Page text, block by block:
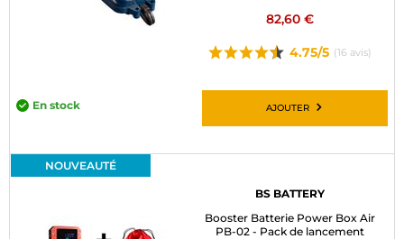
82,60 €
4.75/5 (16 avis)
En stock AJOUTER
NOUVEAUTÉ
BS BATTERY
Booster Batterie Power Box Air
PB-02 - Pack de lancement